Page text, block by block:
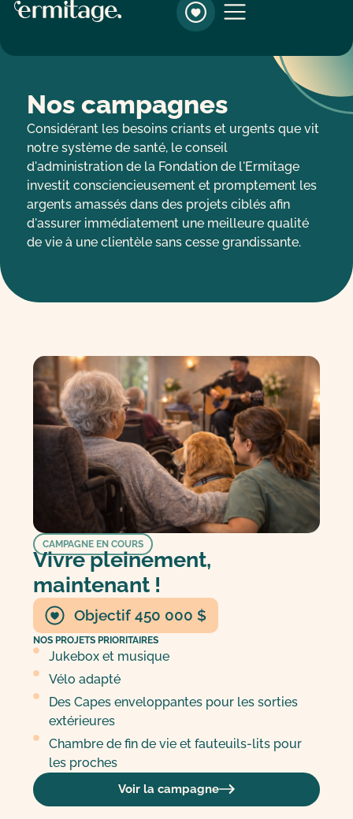
Nos campagnes
Nos campagnes
Considérant les besoins criants et urgents que vit
notre système de santé, le conseil
d'administration de la Fondation de l'Ermitage
investit consciencieusement et promptement les
argents amassés dans des projets ciblés afin
d'assurer immédiatement une meilleure qualité
de vie à une clientèle sans cesse grandissante.
CAMPAGNE EN COURS
Vivre pleinement,
maintenant !
Objectif 450 000 $
NOS PROJETS PRIORITAIRES
Jukebox et musique
Vélo adapté
Des Capes enveloppantes pour les sorties
extérieures
Chambre de fin de vie et fauteuils-lits pour
les proches
Voir la campagne